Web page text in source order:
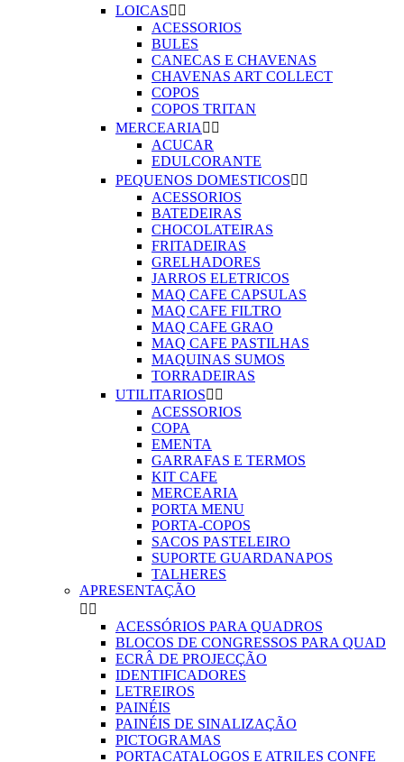
LOICAS 
ACESSORIOS
BULES
CANECAS E CHAVENAS
CHAVENAS ART COLLECT
COPOS
COPOS TRITAN
MERCEARIA  
ACUCAR
EDULCORANTE
PEQUENOS DOMESTICOS 
ACESSORIOS
BATEDEIRAS
CHOCOLATEIRAS
FRITADEIRAS
GRELHADORES
JARROS ELETRICOS
MAQ CAFE CAPSULAS
MAQ CAFE FILTRO
MAQ CAFE GRAO
MAQ CAFE PASTILHAS
MAQUINAS SUMOS
TORRADEIRAS
UTILITARIOS 
ACESSORIOS
COPA
EMENTA
GARRAFAS E TERMOS
KIT CAFE
MERCEARIA
PORTA MENU
PORTA-COPOS
SACOS PASTELEIRO
SUPORTE GUARDANAPOS
TALHERES
APRESENTAÇÃO
 
ACESSÓRIOS PARA QUADROS
BLOCOS DE CONGRESSOS PARA QUAD
ECRÂ DE PROJECÇÃO
IDENTIFICADORES
LETREIROS
PAINÉIS
PAINÉIS DE SINALIZAÇÃO
PICTOGRAMAS
PORTACATALOGOS E ATRILES CONFE